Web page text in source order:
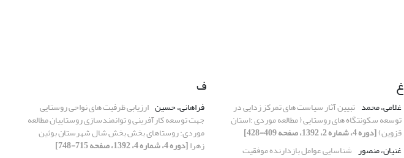
غ
غلامی، محمد تبیین آثار سیاست های تمرکز زدایی در
توسعه سکونتگاه های روستایی ( مطالعه موردی ؛استان
قزوین)[دوره 4، شماره 2، 1392، صفحه 409-428]
غنیان، منصور شناسایی عوامل بازدارنده موفقیت
ف
فراهانی، حسین ارزیابی ظرفیت های نواحی روستایی
جهت توسعه کارآفرینی و توانمندسازی روستاییان مطالعه
موردی: روستاهای بخش بخش شال شهرستان بوئین
زهرا[دوره 4، شماره 4، 1392، صفحه 715-748]